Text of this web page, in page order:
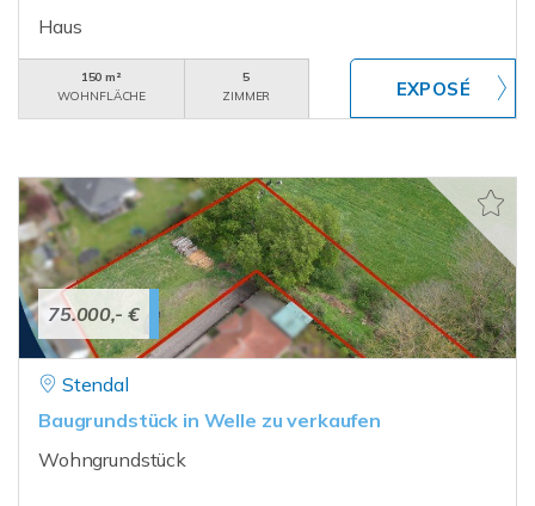
Haus
150 m²
WOHNFLÄCHE
5
ZIMMER
75.000,- €
Stendal
Baugrundstück in Welle zu verkaufen
Wohngrundstück